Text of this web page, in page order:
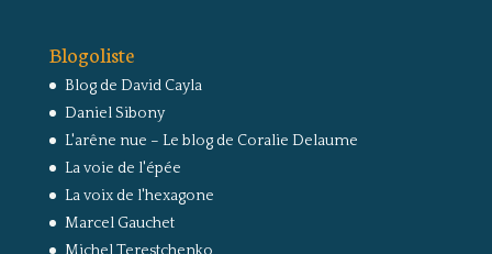
Blogoliste
Blog de David Cayla
Daniel Sibony
L'arêne nue – Le blog de Coralie Delaume
La voie de l'épée
La voix de l'hexagone
Marcel Gauchet